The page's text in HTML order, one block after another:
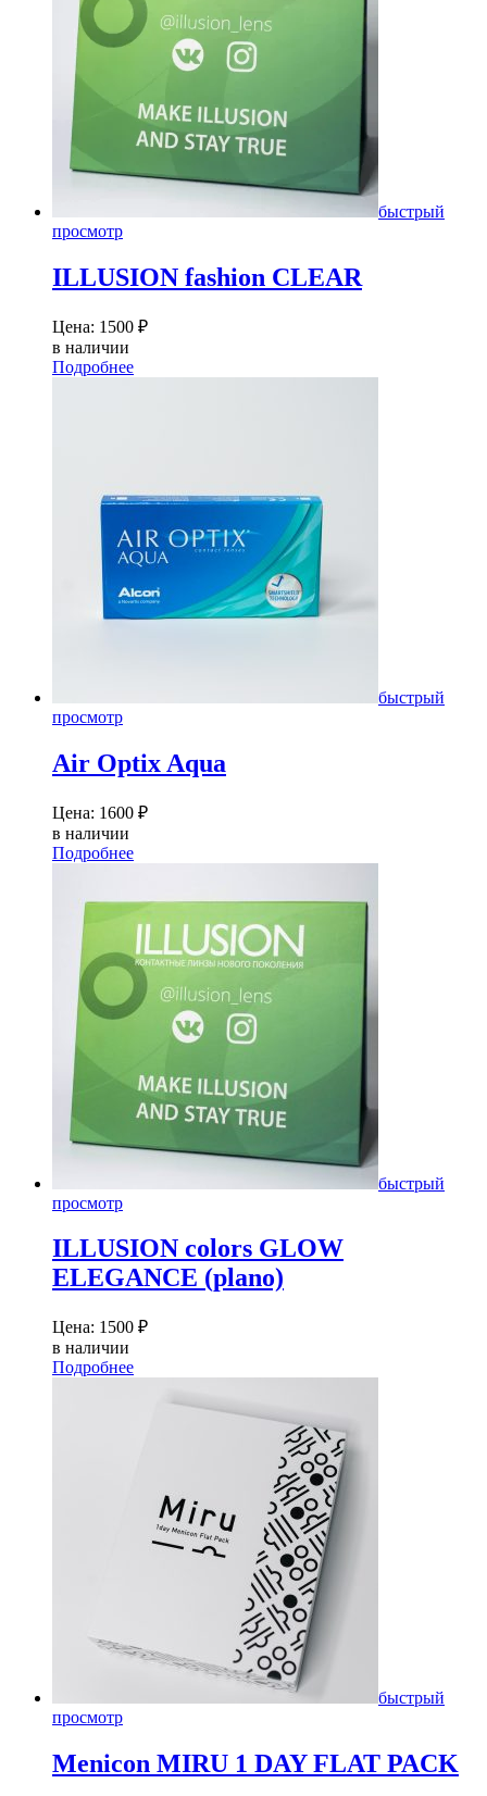
быстрый
просмотр
ILLUSION fashion CLEAR
Цена: 1500 ₽
в наличии
Подробнее
быстрый
просмотр
Air Optix Aqua
Цена: 1600 ₽
в наличии
Подробнее
быстрый
просмотр
ILLUSION colors GLOW
ELEGANCE (plano)
Цена: 1500 ₽
в наличии
Подробнее
быстрый
просмотр
Menicon MIRU 1 DAY FLAT PACK